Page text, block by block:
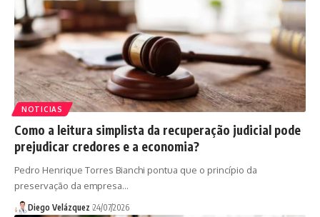
NOTICIAS
Como a leitura simplista da recuperação judicial pode
prejudicar credores e a economia?
Pedro Henrique Torres Bianchi pontua que o princípio da
preservação da empresa…
Diego Velázquez 24/07/2026